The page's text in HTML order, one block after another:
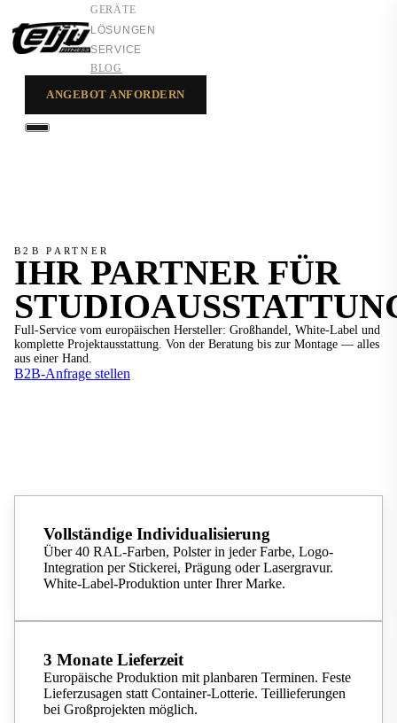
GERÄTE
LÖSUNGEN
SERVICE
BLOG
ANGEBOT ANFORDERN
B2B PARTNER
IHR PARTNER FÜR
Full-Service vom europäischen Hersteller: Großhandel, White-Label und
komplette Projektausstattung. Von der Beratung bis zur Montage — alles
aus einer Hand.
B2B-Anfrage stellen
Vollständige Individualisierung
Über 40 RAL-Farben, Polster in jeder Farbe, Logo-
Integration per Stickerei, Prägung oder Lasergravur.
White-Label-Produktion unter Ihrer Marke.
3 Monate Lieferzeit
Europäische Produktion mit planbaren Terminen. Feste
Lieferzusagen statt Container-Lotterie. Teillieferungen
bei Großprojekten möglich.